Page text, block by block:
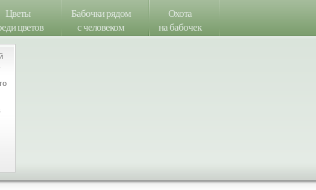
Цветы
цветов
Бабочки рядом
с человеком
Охота
на бабочек